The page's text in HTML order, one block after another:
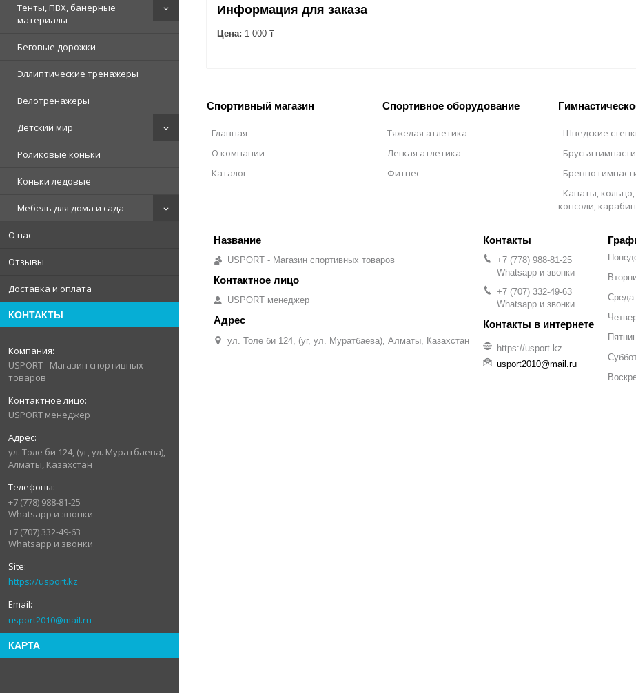
Тенты, ПВХ, банерные
материалы
Беговые дорожки
Эллиптические тренажеры
Велотренажеры
Детский мир
Роликовые коньки
Коньки ледовые
Мебель для дома и сада
О нас
Отзывы
Доставка и оплата
КОНТАКТЫ
USPORT - Магазин спортивных
товаров
USPORT менеджер
ул. Толе би 124, (уг, ул. Муратбаева),
Алматы, Казахстан
+7 (778) 988-81-25
Whatsapp и звонки
+7 (707) 332-49-63
Whatsapp и звонки
https://usport.kz
usport2010@mail.ru
КАРТА
Информация для заказа
Цена: 1 000 ₸
Спортивный магазин
Главная
О компании
Каталог
Спортивное оборудование
Тяжелая атлетика
Легкая атлетика
Фитнес
Шведские
Брусья
Бревно
Канаты,
консоли,
USPORT - Магазин спортивных товаров
USPORT менеджер
ул. Толе би 124, (уг, ул. Муратбаева), Алматы, Казахстан
+7 (778) 988-81-25
Whatsapp и звонки
+7 (707) 332-49-63
Whatsapp и звонки
https://usport.kz
usport2010@mail.ru
Среда